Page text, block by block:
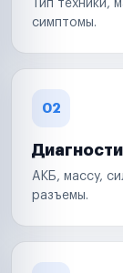
Тип техники,
симптомы.
02
АКБ, массу,
разъемы.